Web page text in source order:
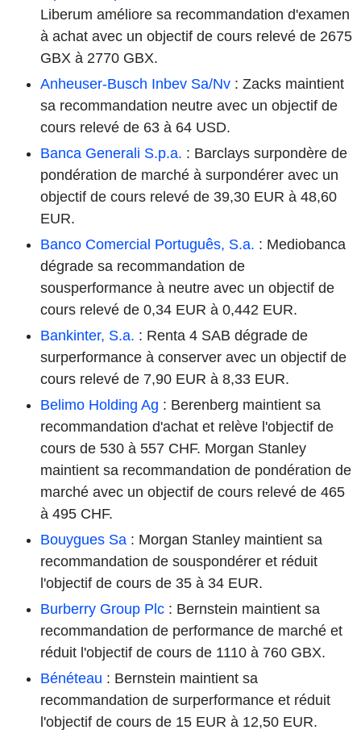
Liberum améliore sa recommandation d'examen
à achat avec un objectif de cours relevé de 2675
GBX à 2770 GBX.
Anheuser-Busch Inbev Sa/Nv : Zacks maintient
sa recommandation neutre avec un objectif de
cours relevé de 63 à 64 USD.
Banca Generali S.p.a. : Barclays surpondère de
pondération de marché à surpondérer avec un
objectif de cours relevé de 39,30 EUR à 48,60
EUR.
Banco Comercial Português, S.a. : Mediobanca
dégrade sa recommandation de
sousperformance à neutre avec un objectif de
cours relevé de 0,34 EUR à 0,442 EUR.
Bankinter, S.a. : Renta 4 SAB dégrade de
surperformance à conserver avec un objectif de
cours relevé de 7,90 EUR à 8,33 EUR.
Belimo Holding Ag : Berenberg maintient sa
recommandation d'achat et relève l'objectif de
cours de 530 à 557 CHF. Morgan Stanley
maintient sa recommandation de pondération de
marché avec un objectif de cours relevé de 465
à 495 CHF.
Bouygues Sa : Morgan Stanley maintient sa
recommandation de souspondérer et réduit
l'objectif de cours de 35 à 34 EUR.
Burberry Group Plc : Bernstein maintient sa
recommandation de performance de marché et
réduit l'objectif de cours de 1110 à 760 GBX.
Bénéteau : Bernstein maintient sa
recommandation de surperformance et réduit
l'objectif de cours de 15 EUR à 12,50 EUR.